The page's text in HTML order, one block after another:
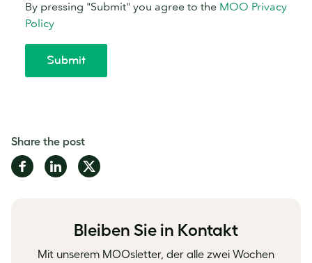
Share the post
Share
on
Share
on
Share
on
Bleiben Sie in Kontakt
Mit unserem MOOsletter, der alle zwei Wochen